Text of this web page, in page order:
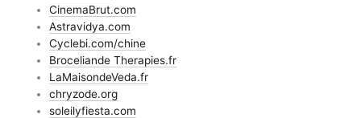
CinemaBrut.com
Astravidya.com
Cyclebi.com/chine
Broceliande Therapies.fr
LaMaisondeVeda.fr
chryzode.org
soleilyfiesta.com